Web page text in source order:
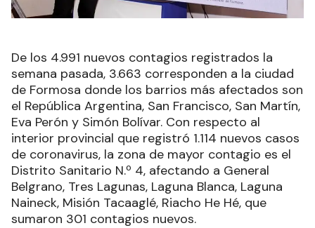
De los 4.991 nuevos contagios registrados la
semana pasada, 3.663 corresponden a la ciudad
de Formosa donde los barrios más afectados son
el República Argentina, San Francisco, San Martín,
Eva Perón y Simón Bolívar. Con respecto al
interior provincial que registró 1.114 nuevos casos
de coronavirus, la zona de mayor contagio es el
Distrito Sanitario N.º 4, afectando a General
Belgrano, Tres Lagunas, Laguna Blanca, Laguna
Naineck, Misión Tacaaglé, Riacho He Hé, que
sumaron 301 contagios nuevos.